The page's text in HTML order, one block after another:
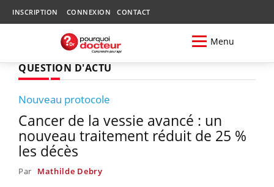
INSCRIPTION CONNEXION CONTACT
Menu
QUESTION D'ACTU
Nouveau protocole
Cancer de la vessie avancé : un
nouveau traitement réduit de 25 %
les décès
Par Mathilde Debry